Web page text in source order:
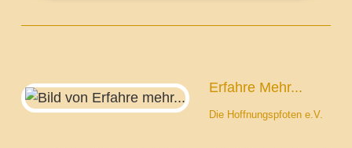
Erfahre Mehr...
Die Hoffnungspfoten e.V.